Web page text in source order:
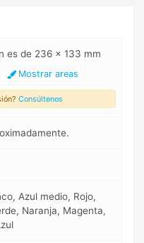
es de 236 x 133 mm
Mostrar areas
Consúltenos
Azul medio, Rojo,
Naranja, Magenta,